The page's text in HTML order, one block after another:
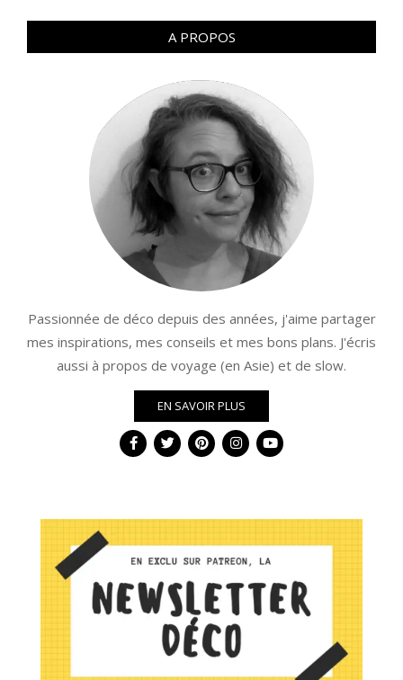
articles
A PROPOS
Passionnée de déco depuis des années, j'aime partager
mes inspirations, mes conseils et mes bons plans. J'écris
aussi à propos de voyage (en Asie) et de slow.
EN SAVOIR PLUS